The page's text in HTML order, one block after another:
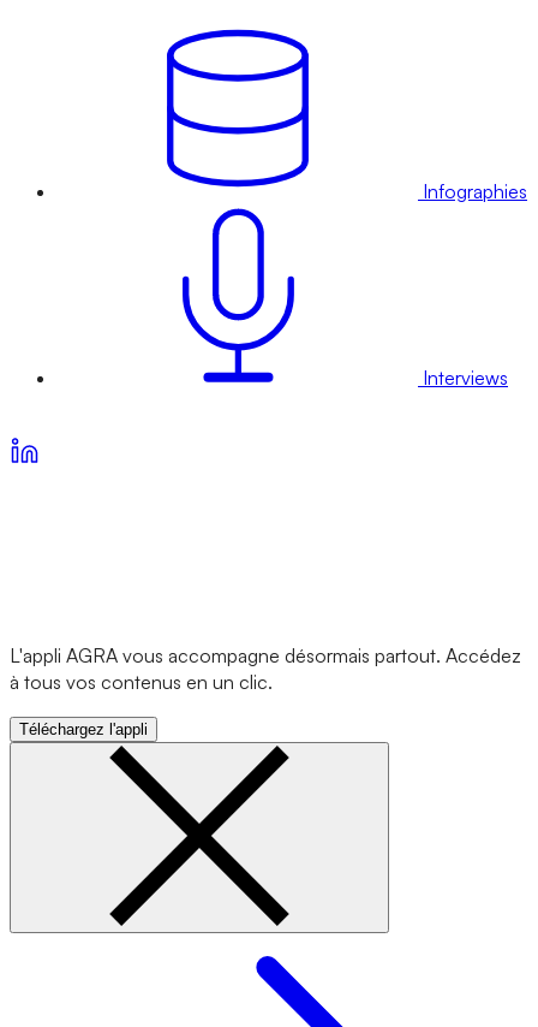
Infographies
Interviews
L'appli AGRA vous accompagne désormais partout. Accédez
à tous vos contenus en un clic.
Téléchargez l'appli